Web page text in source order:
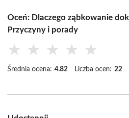
Oceń: Dlaczego ząbkowanie
Przyczyny i porady
★ ★ ★ ★ ★
Średnia ocena: 4.82 Liczba ocen: 22